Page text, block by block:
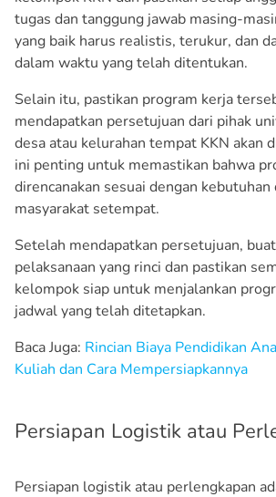
tugas dan tanggung jawab masing-
yang baik harus realistis, terukur, dan
dalam waktu yang telah ditentukan.
Selain itu, pastikan program kerja
mendapatkan persetujuan dari pihak
desa atau kelurahan tempat KKN akan
ini penting untuk memastikan bahwa
direncanakan sesuai dengan
masyarakat setempat.
Setelah mendapatkan persetujuan,
pelaksanaan yang rinci dan pastikan
kelompok siap untuk menjalankan
jadwal yang telah ditetapkan.
Baca Juga: Rincian Biaya Pendidikan
Kuliah dan Cara Mempersiapkannya
Persiapan Logistik atau
Persiapan logistik atau perlengkapan